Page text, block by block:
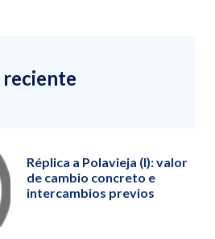
Réplica a Polavieja (I): valor
de cambio concreto e
intercambios previos